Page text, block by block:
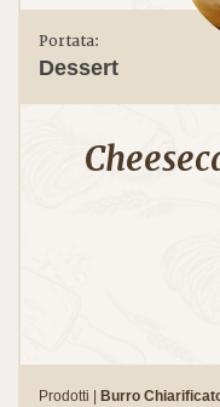
Portata:
Dessert
Prodotti | Burro